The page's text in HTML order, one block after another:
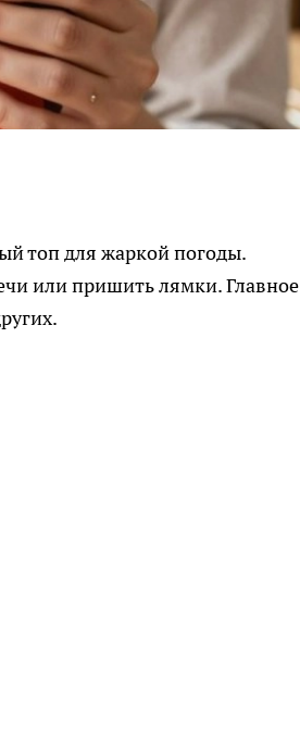
топ для жаркой погоды.
или пришить лямки. Главное